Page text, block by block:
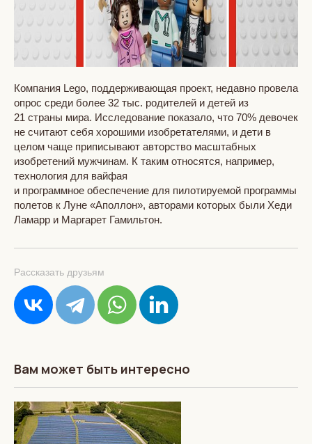
Компания Lego, поддерживающая проект, недавно провела
опрос среди более 32 тыс. родителей и детей из
21 страны мира. Исследование показало, что 70% девочек
не считают себя хорошими изобретателями, и дети в
целом чаще приписывают авторство масштабных
изобретений мужчинам. К таким относятся, например,
технология для вайфая
и программное обеспечение для пилотируемой программы
полетов к Луне «Аполлон», авторами которых были Хеди
Ламарр и Маргарет Гамильтон.
Рассказать друзьям
Вам может быть интересно